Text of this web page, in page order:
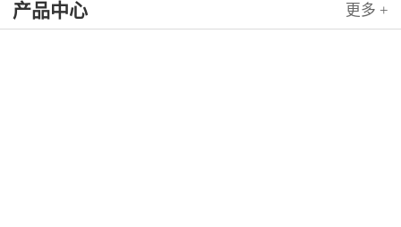
品。公司以其灵活的市场对策和创造
产品中心 更多 +